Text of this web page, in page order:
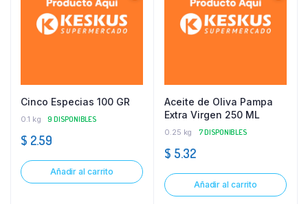
Cinco Especias 100 GR
0.1 kg 9 DISPONIBLES
$ 2.59
Añadir al carrito
Aceite de Oliva Pampa
Extra Virgen 250 ML
0.25 kg 7 DISPONIBLES
$ 5.32
Añadir al carrito